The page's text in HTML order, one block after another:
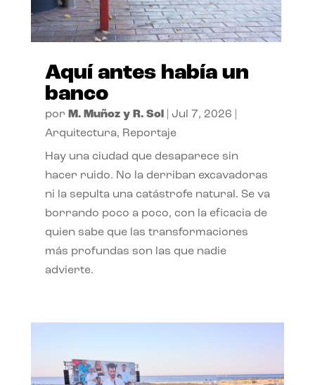
Aquí antes había un
banco
por M. Muñoz y R. Sol| Jul 7, 2026
Arquitectura, Reportaje
Hay una ciudad que desaparece sin
hacer ruido. No la derriban excavadoras
ni la sepulta una catástrofe natural. Se va
borrando poco a poco, con la eficacia de
quien sabe que las transformaciones
más profundas son las que nadie
advierte.